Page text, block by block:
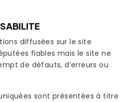
diffusées sur le site
fiables mais le site ne
de défauts, d’erreurs ou
sont présentées à titre